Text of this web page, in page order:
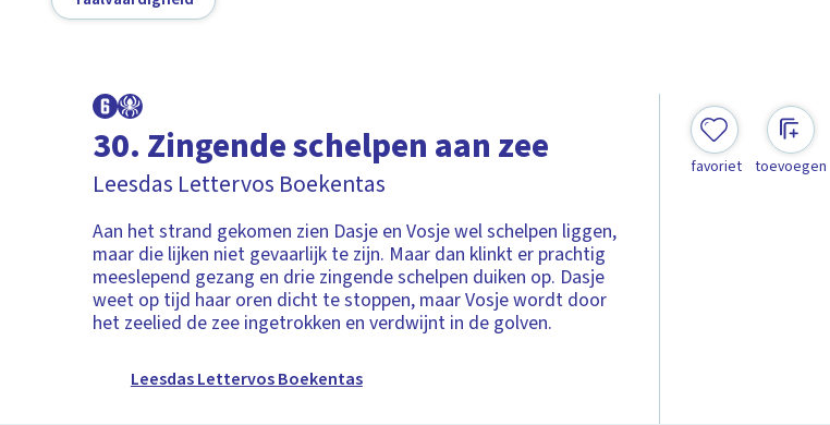
30. Zingende schelpen aan zee
Leesdas Lettervos Boekentas
Aan het strand gekomen zien Dasje en Vosje wel schelpen liggen,
maar die lijken niet gevaarlijk te zijn. Maar dan klinkt er prachtig
meeslepend gezang en drie zingende schelpen duiken op. Dasje
weet op tijd haar oren dicht te stoppen, maar Vosje wordt door
het zeelied de zee ingetrokken en verdwijnt in de golven.
Leesdas Lettervos Boekentas
favoriet toevoegen